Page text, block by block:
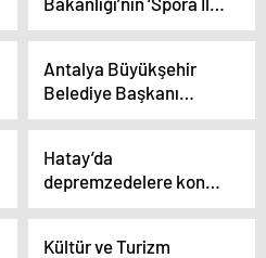
Adım’ Projesiyle İlkokul
Buluşuyor
Antalya Büyükşehir
Belediye Başkanı
Böcek: “5 Yıllık
Yola Çıktık, 182 Proje
Tamamladık”
Hatay’da
depremzedelere konut
ve iş yeri projesi
Kültür ve Turizm